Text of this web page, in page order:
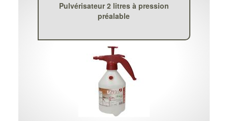
Pulvérisateur 2 litres à pression
préalable